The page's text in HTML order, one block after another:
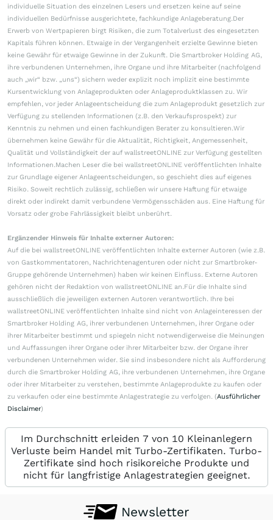
individuelle Situation des einzelnen Lesers und ersetzen keine auf seine
individuellen Bedürfnisse ausgerichtete, fachkundige Anlageberatung.Der
Erwerb von Wertpapieren birgt Risiken, die zum Totalverlust des eingesetzten
Kapitals führen können. Etwaige in der Vergangenheit erzielte Gewinne bieten
keine Gewähr für etwaige Gewinne in der Zukunft. Die Smartbroker Holding AG,
ihre verbundenen Unternehmen, ihre Organe und ihre Mitarbeiter (nachfolgend
auch „wir“ bzw. „uns“) sichern weder explizit noch implizit eine bestimmte
Kursentwicklung von Anlageprodukten oder Anlageproduktklassen zu. Wir
empfehlen, vor jeder Anlageentscheidung die zum Anlageprodukt gesetzlich zur
Verfügung zu stellenden Informationen (z.B. den Verkaufsprospekt) zur
Kenntnis zu nehmen und einen fachkundigen Berater zu konsultieren.Wir
übernehmen keine Gewähr für die Aktualität, Richtigkeit, Angemessenheit,
Qualität und Vollständigkeit der auf wallstreetONLINE zur Verfügung gestellten
Informationen.Machen Leser die bei wallstreetONLINE veröffentlichten Inhalte
zur Grundlage eigener Anlageentscheidungen, so geschieht dies auf eigenes
Risiko. Soweit rechtlich zulässig, schließen wir unsere Haftung für etwaige
direkt oder indirekt damit verbundene Vermögensschäden aus. Eine Haftung für
Vorsatz oder grobe Fahrlässigkeit bleibt unberührt.
Ergänzender Hinweis für Inhalte externer Autoren:
Auf die bei wallstreetONLINE veröffentlichten Inhalte externer Autoren (wie z.B.
von Gastkommentatoren, Nachrichtenagenturen oder nicht zur Smartbroker-
Gruppe gehörende Unternehmen) haben wir keinen Einfluss. Externe Autoren
gehören nicht der Redaktion von wallstreetONLINE an.Für die Inhalte sind
ausschließlich die jeweiligen externen Autoren verantwortlich. Ihre bei
wallstreetONLINE veröffentlichten Inhalte sind nicht von Anlageinteressen der
Smartbroker Holding AG, ihrer verbundenen Unternehmen, ihrer Organe oder
ihrer Mitarbeiter bestimmt und spiegeln nicht notwendigerweise die Meinungen
und Auffassungen ihrer Organe oder ihrer Mitarbeiter bzw. der Organe ihrer
verbundenen Unternehmen wider. Sie sind insbesondere nicht als Aufforderung
durch die Smartbroker Holding AG, ihre verbundenen Unternehmen, ihre Organe
oder ihrer Mitarbeiter zu verstehen, bestimmte Anlageprodukte zu kaufen oder
zu verkaufen oder eine bestimmte Anlagestrategie zu verfolgen. (Ausführlicher
Disclaimer)
Im Durchschnitt erleiden 7 von 10 Kleinanlegern
Verluste beim Handel mit Turbo-Zertifikaten. Turbo-
Zertifikate sind hoch risikoreiche Produkte und
nicht für langfristige Anlagestrategien geeignet.
Newsletter